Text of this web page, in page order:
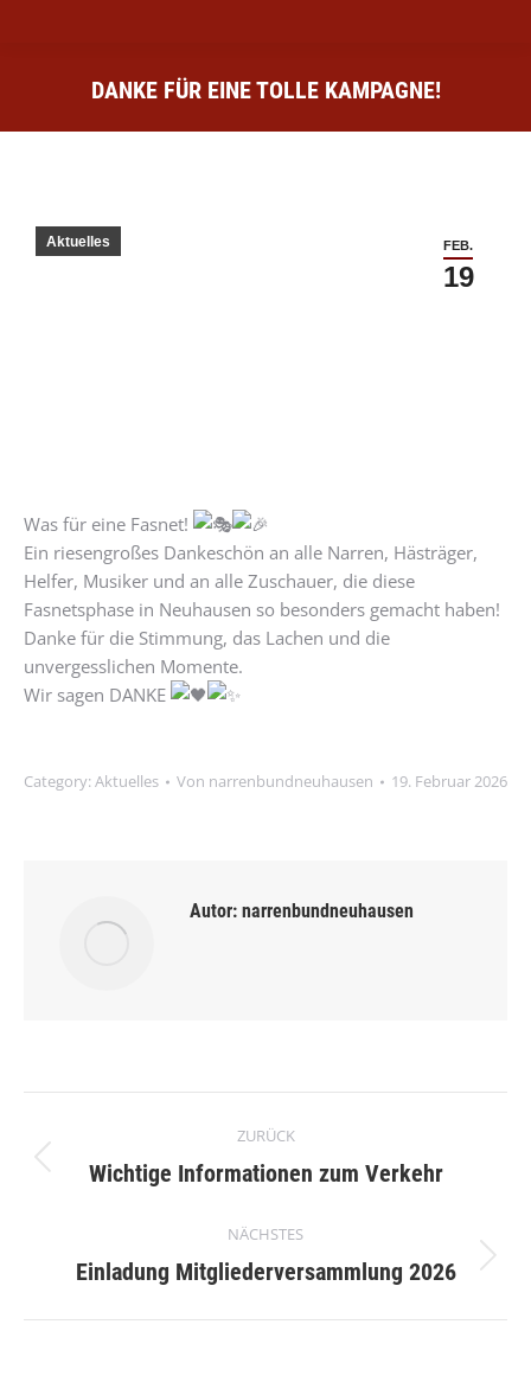
DANKE FÜR EINE TOLLE KAMPAGNE!
FEB.
19
Aktuelles
Was für eine Fasnet!
Ein riesengroßes Dankeschön an alle Narren, Hästräger,
Helfer, Musiker und an alle Zuschauer, die diese
Fasnetsphase in Neuhausen so besonders gemacht haben!
Danke für die Stimmung, das Lachen und die
unvergesslichen Momente.
Wir sagen DANKE
Category:Aktuelles Von narrenbundneuhausen 19. Februar 2026
Autor: narrenbundneuhausen
Kommentarnavigation
ZURÜCK
Vorheriger
Wichtige Informationen zum Verkehr
NÄCHSTES
Nächster
Einladung Mitgliederversammlung 2026